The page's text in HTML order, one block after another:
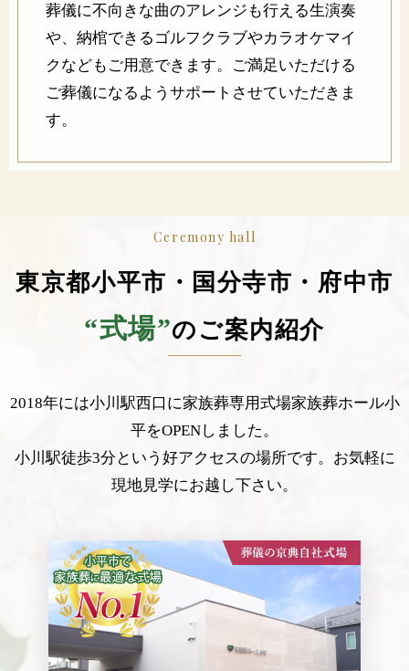
葬儀に不向きな曲のアレンジも行える生演奏
や、納棺できるゴルフクラブやカラオケマイ
クなどもご用意できます。ご満足いただける
ご葬儀になるようサポートさせていただきま
す。
Ceremony hall
東京都小平市・国分寺市・府中市
“式場”のご案内紹介
2018年には小川駅西口に家族葬専用式場家族葬ホール小
平をOPENしました。
小川駅徒歩3分という好アクセスの場所です。お気軽に
現地見学にお越し下さい。